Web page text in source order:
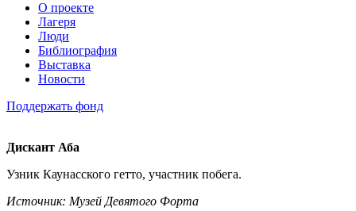
О проекте
Лагеря
Люди
Библиография
Выставка
Новости
Поддержать фонд
Дискант Аба
Узник Каунасского гетто, участник побега.
Источник: Музей Девятого Форта